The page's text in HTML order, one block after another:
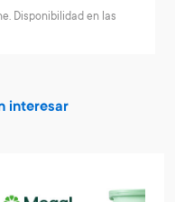
Disponibilidad en las
interesar